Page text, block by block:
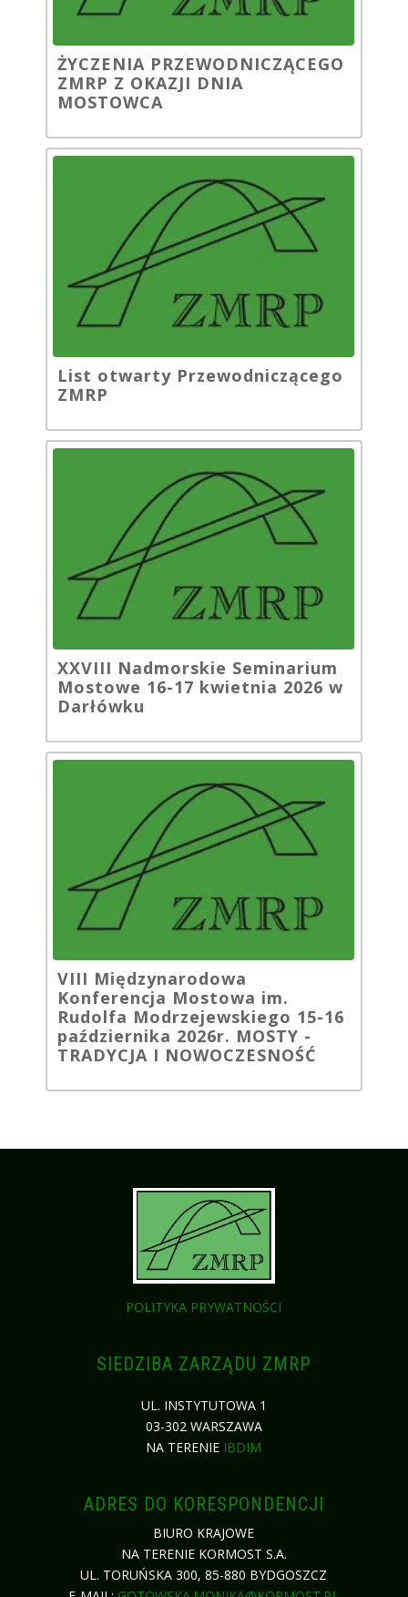
ŻYCZENIA PRZEWODNICZĄCEGO
ZMRP Z OKAZJI DNIA
MOSTOWCA
List otwarty Przewodniczącego
ZMRP
XXVIII Nadmorskie Seminarium
Mostowe 16-17 kwietnia 2026 w
Darłówku
VIII Międzynarodowa
Konferencja Mostowa im.
Rudolfa Modrzejewskiego 15-16
października 2026r. MOSTY -
TRADYCJA I NOWOCZESNOŚĆ
POLITYKA PRYWATNOŚCI
SIEDZIBA ZARZĄDU ZMRP
UL. INSTYTUTOWA 1
03-302 WARSZAWA
NA TERENIE IBDIM
ADRES DO KORESPONDENCJI
BIURO KRAJOWE
NA TERENIE KORMOST S.A.
UL. TORUŃSKA 300, 85-880 BYDGOSZCZ